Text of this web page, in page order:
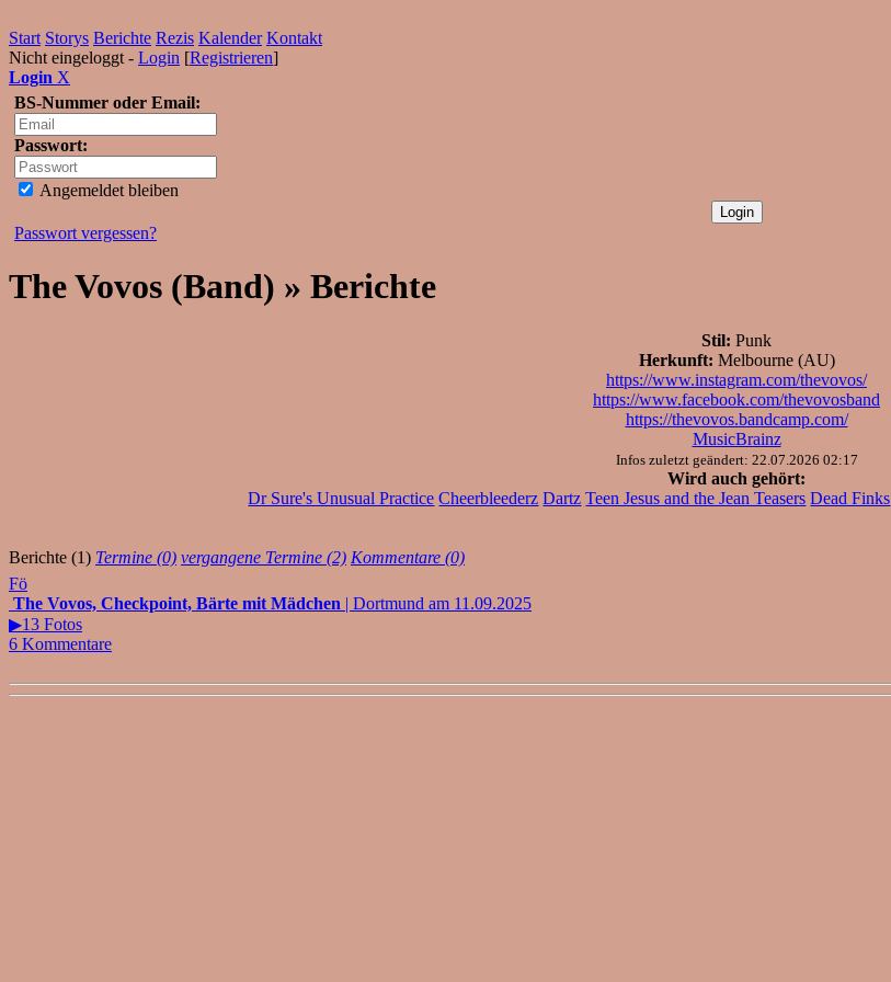
Start Storys Berichte Rezis Kalender Kontakt
Nicht eingeloggt - Login [Registrieren]
Login X
BS-Nummer oder Email:
Passwort:
Angemeldet bleiben
Passwort vergessen?
The Vovos (Band) » Berichte
Stil: Punk
Herkunft: Melbourne (AU)
https://www.instagram.com/thevovos/
https://www.facebook.com/thevovosband
https://thevovos.bandcamp.com/
MusicBrainz
Infos zuletzt geändert: 22.07.2026 02:17
Wird auch gehört:
Dr Sure's Unusual Practice Cheerbleederz Dartz Teen Jesus and the Jean Teasers Dead Finks
Berichte (1) Termine (0) vergangene Termine (2) Kommentare (0)
Fö
The Vovos, Checkpoint, Bärte mit Mädchen | Dortmund am 11.09.2025
▶13 Fotos
6 Kommentare